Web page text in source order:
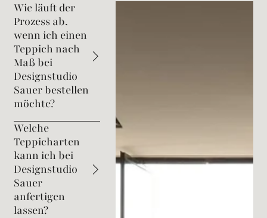
Wie läuft der
Prozess ab,
wenn ich einen
Teppich nach
Maß bei
Designstudio
Sauer bestellen
möchte?
Welche
Teppicharten
kann ich bei
Designstudio
Sauer
anfertigen
lassen?